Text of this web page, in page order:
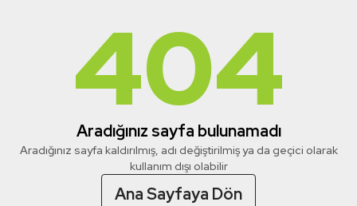
404
Aradığınız sayfa bulunamadı
Aradığınız sayfa kaldırılmış, adı değiştirilmiş ya da geçici olarak
kullanım dışı olabilir
Ana Sayfaya Dön